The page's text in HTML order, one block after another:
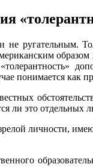
ругательным.
понимается
ли это
личности,